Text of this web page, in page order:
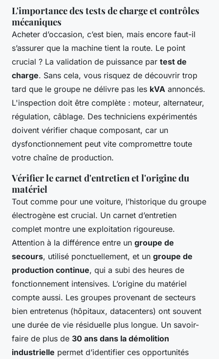
L'importance des tests de charge et contrôles
mécaniques
Acheter d’occasion, c’est bien, mais encore faut-il
s’assurer que la machine tient la route. Le point
crucial ? La validation de puissance par test de
charge. Sans cela, vous risquez de découvrir trop
tard que le groupe ne délivre pas les kVA annoncés.
L'inspection doit être complète : moteur, alternateur,
régulation, câblage. Des techniciens expérimentés
doivent vérifier chaque composant, car un
dysfonctionnement peut vite compromettre toute
votre chaîne de production.
Vérifier le carnet d'entretien et l'origine du
matériel
Tout comme pour une voiture, l’historique du groupe
électrogène est crucial. Un carnet d’entretien
complet montre une exploitation rigoureuse.
Attention à la différence entre un groupe de
secours, utilisé ponctuellement, et un groupe de
production continue, qui a subi des heures de
fonctionnement intensives. L’origine du matériel
compte aussi. Les groupes provenant de secteurs
bien entretenus (hôpitaux, datacenters) ont souvent
une durée de vie résiduelle plus longue. Un savoir-
faire de plus de 30 ans dans la démolition
industrielle permet d’identifier ces opportunités